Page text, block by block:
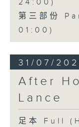
24:00)
第三部份
01:00)
31/07/
After
Lance
足本 Full